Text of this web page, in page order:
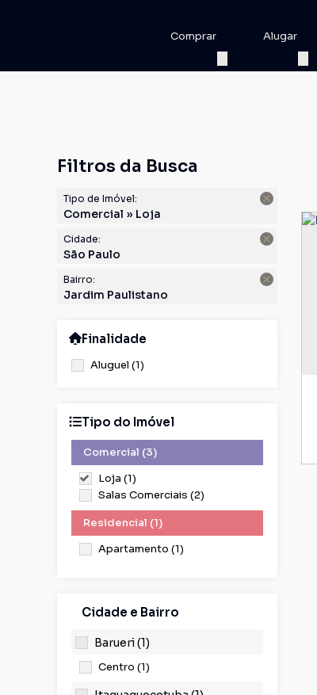
Alugar
Comprar
Filtros da Busca
Tipo de Imóvel:
Comercial » Loja
Cidade:
São Paulo
Bairro:
Jardim Paulistano
Finalidade
Aluguel (1)
Tipo do Imóvel
Comercial (3)
Loja (1)
Salas Comerciais (2)
Residencial (1)
Apartamento (1)
Cidade e Bairro
Barueri (1)
Centro (1)